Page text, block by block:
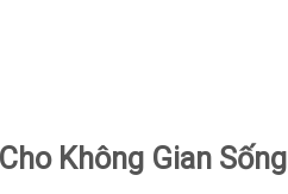
Không Gian Sống